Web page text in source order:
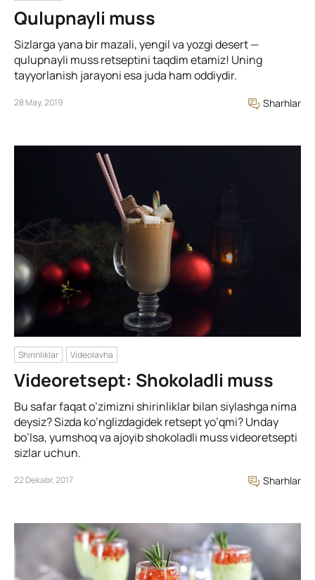
Qulupnayli muss
Sizlarga yana bir mazali, yengil va yozgi desert —
qulupnayli muss retseptini taqdim etamiz! Uning
tayyorlanish jarayoni esa juda ham oddiydir.
28 May, 2019 Sharhlar
Shirinliklar Videolavha
Videoretsept: Shokoladli muss
Bu safar faqat o’zimizni shirinliklar bilan siylashga nima
deysiz? Sizda ko’nglizdagidek retsept yo’qmi? Unday
bo’lsa, yumshoq va ajoyib shokoladli muss videoretsepti
sizlar uchun.
22 Dekabr, 2017 Sharhlar